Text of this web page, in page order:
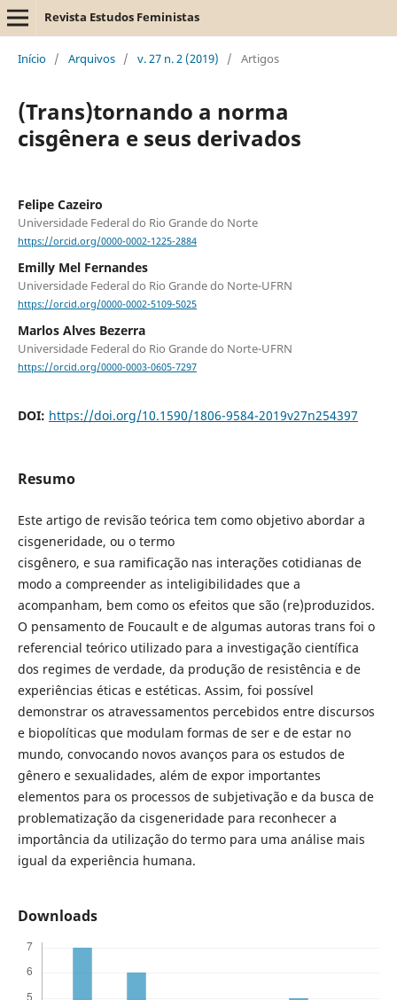
Revista Estudos Feministas
Início / Arquivos / v. 27 n. 2 (2019) / Artigos
(Trans)tornando a norma
cisgênera e seus derivados
Felipe Cazeiro
Universidade Federal do Rio Grande do Norte
https://orcid.org/0000-0002-1225-2884
Emilly Mel Fernandes
Universidade Federal do Rio Grande do Norte-UFRN
https://orcid.org/0000-0002-5109-5025
Marlos Alves Bezerra
Universidade Federal do Rio Grande do Norte-UFRN
https://orcid.org/0000-0003-0605-7297
DOI: https://doi.org/10.1590/1806-9584-2019v27n254397
Resumo
Este artigo de revisão teórica tem como objetivo abordar a
cisgeneridade, ou o termo
cisgênero, e sua ramificação nas interações cotidianas de
modo a compreender as inteligibilidades que a
acompanham, bem como os efeitos que são (re)produzidos.
O pensamento de Foucault e de algumas autoras trans foi o
referencial teórico utilizado para a investigação científica
dos regimes de verdade, da produção de resistência e de
experiências éticas e estéticas. Assim, foi possível
demonstrar os atravessamentos percebidos entre discursos
e biopolíticas que modulam formas de ser e de estar no
mundo, convocando novos avanços para os estudos de
gênero e sexualidades, além de expor importantes
elementos para os processos de subjetivação e da busca de
problematização da cisgeneridade para reconhecer a
importância da utilização do termo para uma análise mais
igual da experiência humana.
Downloads